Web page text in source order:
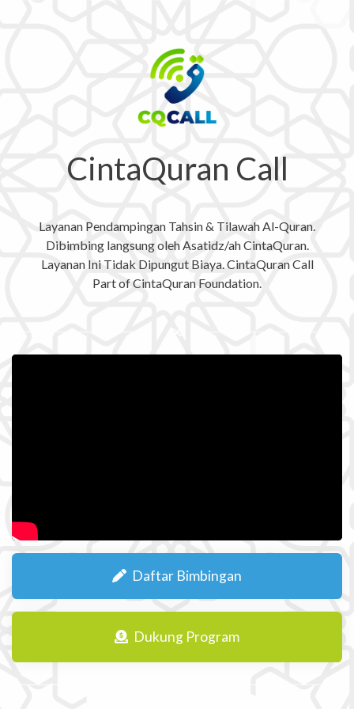
CintaQuran Call
Layanan Pendampingan Tahsin & Tilawah Al-Quran.
Dibimbing langsung oleh Asatidz/ah CintaQuran.
Layanan Ini Tidak Dipungut Biaya. CintaQuran Call
Part of CintaQuran Foundation.
Daftar Bimbingan
Dukung Program